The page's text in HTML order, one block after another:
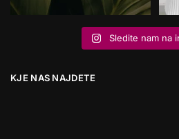
Sledite nam na
KJE NAS NAJDETE